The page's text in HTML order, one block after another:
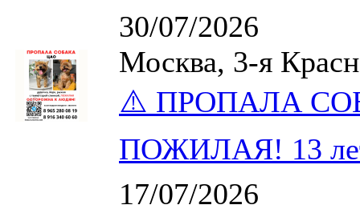
30/07/2026
Москва, 3-я
⚠️ ПРОПАЛА
ПОЖИЛАЯ! 13
17/07/2026